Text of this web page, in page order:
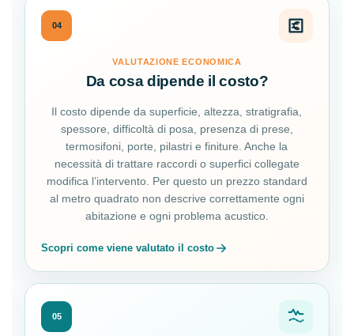
04
VALUTAZIONE ECONOMICA
Da cosa dipende il costo?
Il costo dipende da superficie, altezza, stratigrafia,
spessore, difficoltà di posa, presenza di prese,
termosifoni, porte, pilastri e finiture. Anche la
necessità di trattare raccordi o superfici collegate
modifica l’intervento. Per questo un prezzo standard
al metro quadrato non descrive correttamente ogni
abitazione e ogni problema acustico.
Scopri come viene valutato il costo
05